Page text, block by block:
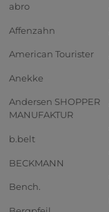
abro
Affenzahn
American Tourister
Anekke
Andersen SHOPPER
MANUFAKTUR
b.belt
BECKMANN
Bench.